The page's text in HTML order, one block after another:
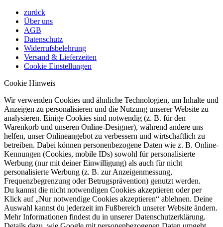
zurück
Über uns
AGB
Datenschutz
Widerrufsbelehrung
Versand & Lieferzeiten
Cookie Einstellungen
Cookie Hinweis
Wir verwenden Cookies und ähnliche Technologien, um Inhalte und
Anzeigen zu personalisieren und die Nutzung unserer Website zu
analysieren. Einige Cookies sind notwendig (z. B. für den
Warenkorb und unseren Online-Designer), während andere uns
helfen, unser Onlineangebot zu verbessern und wirtschaftlich zu
betreiben. Dabei können personenbezogene Daten wie z. B. Online-
Kennungen (Cookies, mobile IDs) sowohl für personalisierte
Werbung (nur mit deiner Einwilligung) als auch für nicht
personalisierte Werbung (z. B. zur Anzeigenmessung,
Frequenzbegrenzung oder Betrugsprävention) genutzt werden.
Du kannst die nicht notwendigen Cookies akzeptieren oder per
Klick auf „Nur notwendige Cookies akzeptieren“ ablehnen. Deine
Auswahl kannst du jederzeit im Fußbereich unserer Website ändern.
Mehr Informationen findest du in unserer Datenschutzerklärung.